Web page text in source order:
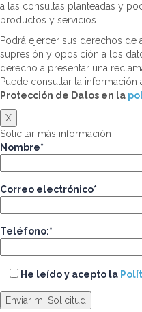
a las consultas planteadas y
productos y servicios.
Podrá ejercer sus derechos de
supresión y oposición a los
derecho a presentar una
Puede consultar la
Protección de Datos en la
X
Solicitar más información
Nombre*
Correo electrónico*
Teléfono:*
He leído y acepto la